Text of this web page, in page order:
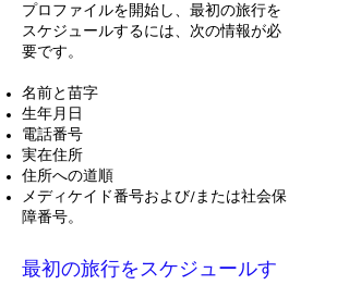
プロファイルを開始し、最初の旅行を
スケジュールするには、次の情報が必
要です。
名前と苗字
生年月日
電話番号
実在住所
住所への道順
メディケイド番号および/または社会保
障番号。
最初の旅行をスケジュールす